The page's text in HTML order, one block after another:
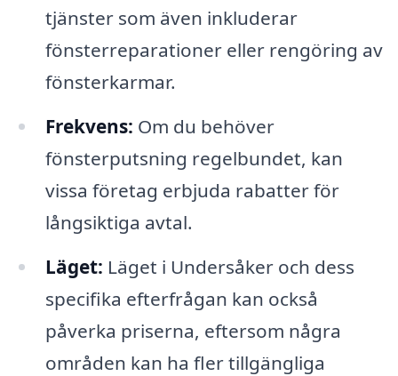
tjänster som även inkluderar
fönsterreparationer eller rengöring av
fönsterkarmar.
Frekvens: Om du behöver
fönsterputsning regelbundet, kan
vissa företag erbjuda rabatter för
långsiktiga avtal.
Läget: Läget i Undersåker och dess
specifika efterfrågan kan också
påverka priserna, eftersom några
områden kan ha fler tillgängliga